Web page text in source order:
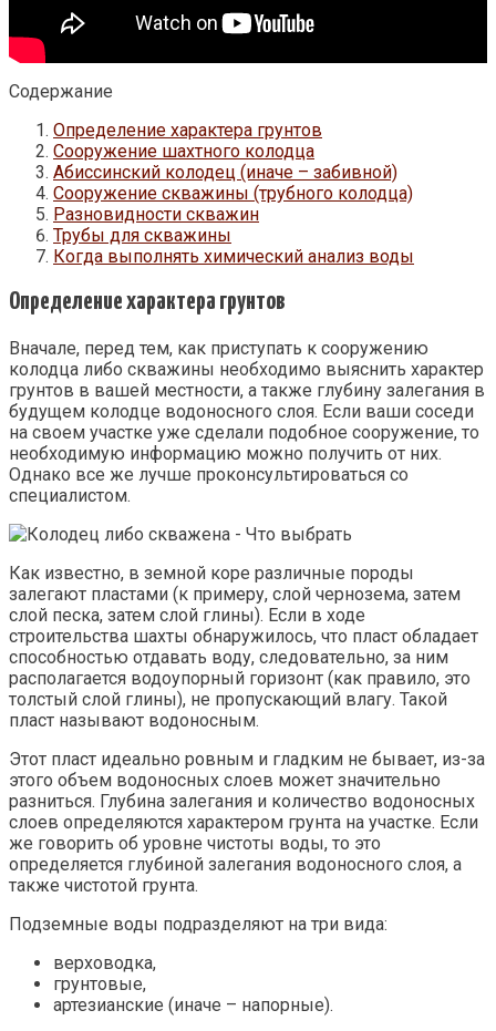
Содержание
Определение характера грунтов
Сооружение шахтного колодца
Абиссинский колодец (иначе – забивной)
Сооружение скважины (трубного колодца)
Разновидности скважин
Трубы для скважины
Когда выполнять химический анализ воды
Определение характера грунтов
Вначале, перед тем, как приступать к сооружению
колодца либо скважины необходимо выяснить характер
грунтов в вашей местности, а также глубину залегания в
будущем колодце водоносного слоя. Если ваши соседи
на своем участке уже сделали подобное сооружение, то
необходимую информацию можно получить от них.
Однако все же лучше проконсультироваться со
специалистом.
Как известно, в земной коре различные породы
залегают пластами (к примеру, слой чернозема, затем
слой песка, затем слой глины). Если в ходе
строительства шахты обнаружилось, что пласт обладает
способностью отдавать воду, следовательно, за ним
располагается водоупорный горизонт (как правило, это
толстый слой глины), не пропускающий влагу. Такой
пласт называют водоносным.
Этот пласт идеально ровным и гладким не бывает, из-за
этого объем водоносных слоев может значительно
разниться. Глубина залегания и количество водоносных
слоев определяются характером грунта на участке. Если
же говорить об уровне чистоты воды, то это
определяется глубиной залегания водоносного слоя, а
также чистотой грунта.
Подземные воды подразделяют на три вида:
верховодка,
грунтовые,
артезианские (иначе – напорные).